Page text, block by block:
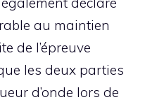
au maintien
de l’épreuve
les deux parties
d’onde lors de